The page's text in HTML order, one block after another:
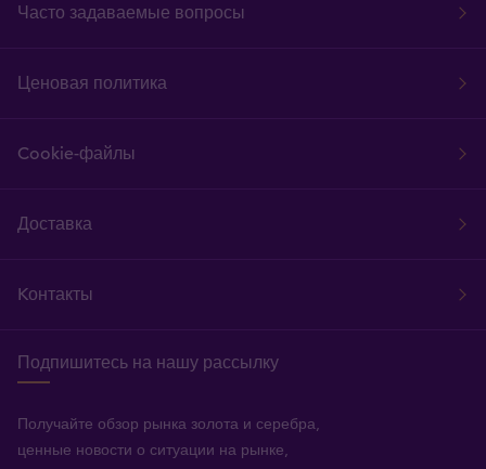
Часто задаваемые вопросы
Ценовая политика
Cookie-файлы
Доставка
Kонтакты
Подпишитесь на нашу рассылку
Получайте обзор рынка золота и серебра,
ценные новости о ситуации на рынке,